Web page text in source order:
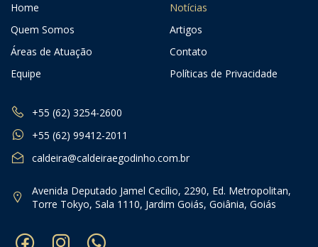
Home
Quem Somos
Áreas de Atuação
Equipe
Notícias
Artigos
Contato
Políticas de Privacidade
+55 (62) 3254-2600
+55 (62) 99412-2011
caldeira@caldeiraegodinho.com.br
Avenida Deputado Jamel Cecílio, 2290, Ed. Metropolitan,
Torre Tokyo, Sala 1110, Jardim Goiás, Goiânia, Goiás